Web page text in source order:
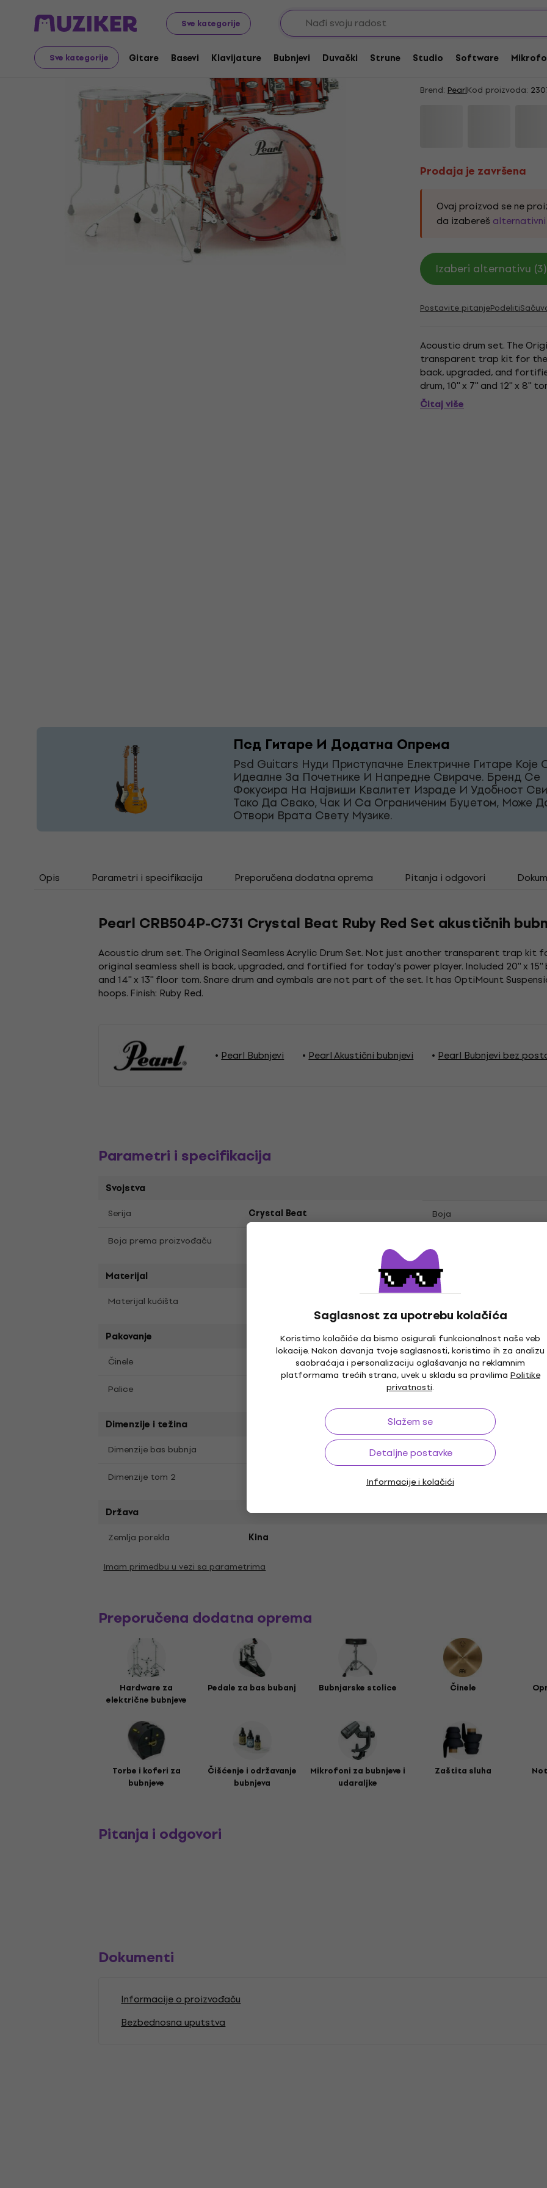
Sve kategorije
Sve kategorije Gitare Basevi Klavijature Bubnjevi Duvački Strune Studio Software
Saglasnost za upotrebu kolačića
Koristimo kolačiće da bismo osigurali funkcionalnost naše veb
lokacije. Nakon davanja tvoje saglasnosti, koristimo ih za analizu
saobraćaja i personalizaciju oglašavanja na reklamnim
platformama trećih strana, uvek u skladu sa pravilimaPolitike
privatnosti.
Slažem se
Detaljne postavke
Informacije i kolačići
Muzički instrumenti Bubnjevi Akustični bubnjevi Bubnjevi bez postolja
Prodaja je završena
Prodaja je završena
Pearl CRB504P-
Brend: PearlKod proizvoda:
Prodaja je završena
Ovaj proizvod se ne
da izabereš
Izaberi alternativu (3)
Postavite pitanjePodeliti
Acoustic drum set. The
transparent trap kit for the
back, upgraded, and
drum, 10'' x 7'' and 12'' x 8''
are not part of...
Čitaj više
Псд Гитаре И Додатна Опрема
Psd Guitars Нуди Приступачне Електричне Гитаре Које
Идеалне За Почетнике И Напредне Свираче. Бренд Се
Фокусира На Највиши Квалитет Израде И Удобност
Тако Да Свако, Чак И Са Ограниченим Буџетом, Може
Отвори Врата Свету Музике.
Opis Parametri i specifikacija Preporučena dodatna oprema Pitanja i odgovori
Pearl CRB504P-C731 Crystal Beat Ruby Red Set akustičnih
Acoustic drum set. The Original Seamless Acrylic Drum Set. Not just another transparent trap
original seamless shell is back, upgraded, and fortified for today's power player. Included 20'' x 15''
and 14'' x 13'' floor tom. Snare drum and cymbals are not part of the set. It has OptiMount
hoops. Finish: Ruby Red.
Pearl Bubnjevi Pearl Akustični bubnjevi Pearl Bubnjevi bez
Parametri i specifikacija
Svojstva
Serija Crystal Beat Boja
Boja prema proizvođaču
Materijal
Materijal kućišta
Pakovanje
Činele Uključujući hardver
Palice Paket sadrži
Dimenzije i težina
Dimenzije bas bubnja Dimenzije tom 1
Dimenzije tom 2 Dimenzije floor tom 1
Država
Zemlja porekla Kina
Imam primedbu u vezi sa parametrima
Preporučena dodatna oprema
Hardware za
električne bubnjeve
Pedale za bas bubanj Bubnjarske stolice Činele
Torbe i koferi za
bubnjeve
Čišćenje i održavanje
bubnjeva
Mikrofoni za bubnjeve i
udaraljke
Zaštita sluha
Pitanja i odgovori
Dokumenti
Informacije o proizvođaču
Bezbednosna uputstva